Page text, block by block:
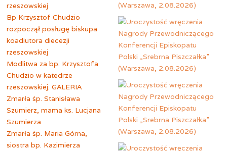
rzeszowskiej
Bp Krzysztof Chudzio
rozpoczął posługę biskupa
koadiutora diecezji
rzeszowskiej
Modlitwa za bp. Krzysztofa
Chudzio w katedrze
rzeszowskiej. GALERIA
Zmarła śp. Stanisława
Szumierz, mama ks. Lucjana
Szumierza
Zmarła śp. Maria Górna,
siostra bp. Kazimierza